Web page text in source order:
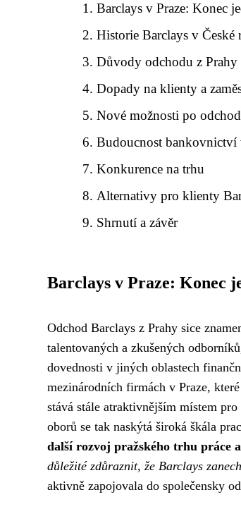
Barclays v Praze: Konec
Historie Barclays v České
Důvody odchodu z Prahy
Dopady na klienty a
Nové možnosti po
Budoucnost bankovnictví
Konkurence na trhu
Alternativy pro klienty
Shrnutí a závěr
Barclays v Praze: Konec
Odchod Barclays z Prahy sice
talentovaných a zkušených
dovednosti v jiných oblastech
mezinárodních firmách v Praze,
stává stále atraktivnějším místem
oborů se tak naskýtá široká škála
další rozvoj pražského trhu práce
důležité zdůraznit, že Barclays
aktivně zapojovala do společensky